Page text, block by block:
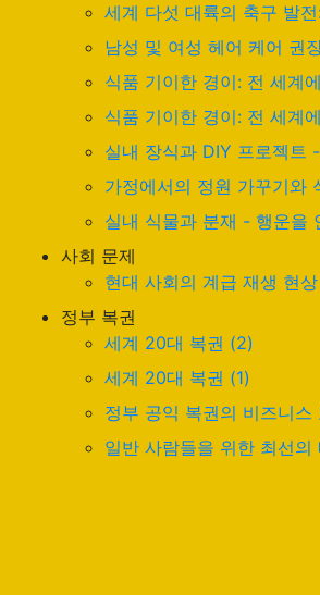
세계 다섯 대륙의 축구 발
남성 및 여성 헤어 케어 권
식품 기이한 경이: 전 세계
식품 기이한 경이: 전 세계
실내 장식과 DIY 프로젝트
가정에서의 정원 가꾸기와
실내 식물과 분재 - 행운을
사회 문제
현대 사회의 계급 재생 현상
정부 복권
세계 20대 복권 (2)
세계 20대 복권 (1)
정부 공익 복권의 비즈니스
일반 사람들을 위한 최선의